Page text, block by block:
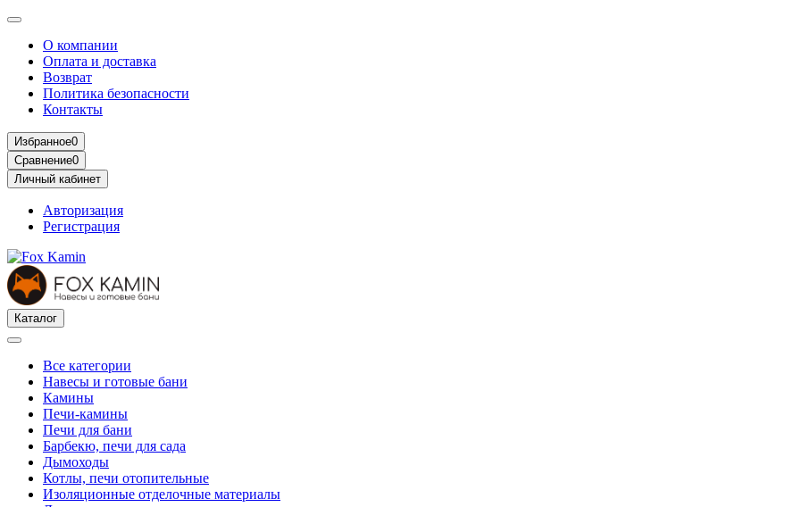
О компании
Оплата и доставка
Возврат
Политика безопасности
Контакты
Избранное0
Сравнение0
Личный кабинет
Авторизация
Регистрация
Каталог
Все категории
Навесы и готовые бани
Камины
Печи-камины
Печи для бани
Барбекю, печи для сада
Дымоходы
Котлы, печи отопительные
Изоляционные отделочные материалы